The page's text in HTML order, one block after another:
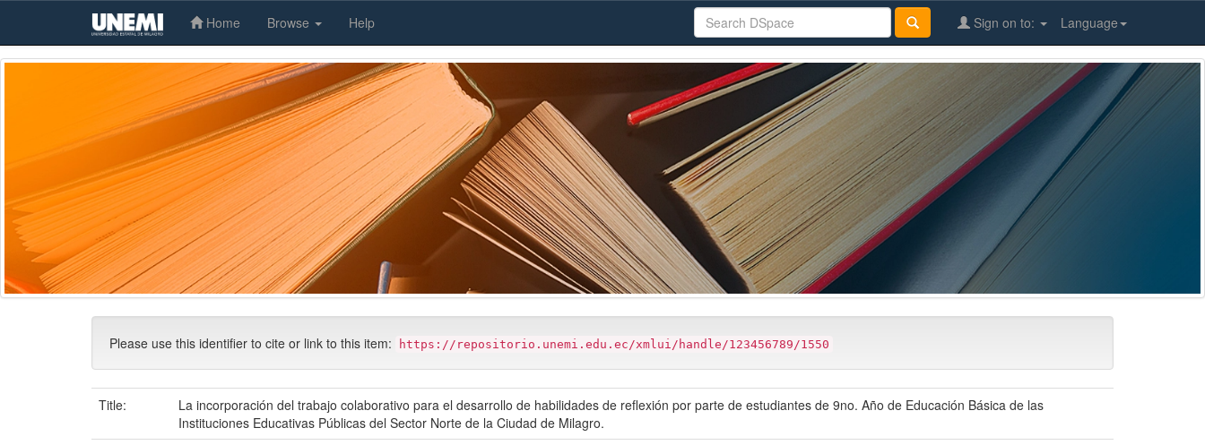
Skip
Home Browse Help Language
Sign on to:
Please use this identifier to cite or link to this item: https://repositorio.unemi.edu.ec/xmlui/handle/123456789/1550
Title:
La incorporación del trabajo colaborativo para el desarrollo de habilidades de reflexión por parte de estudiantes de 9no. Año de Educación Básica de las
Instituciones Educativas Públicas del Sector Norte de la Ciudad de Milagro.